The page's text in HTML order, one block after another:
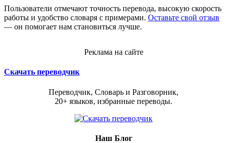
Пользователи отмечают точность перевода, высокую скорость
работы и удобство словаря с примерами. Оставьте свой отзыв
— он помогает нам становиться лучше.
Реклама на сайте
Скачать переводчик
Переводчик, Словарь и Разговорник,
20+ языков, избранные переводы.
Наш Блог